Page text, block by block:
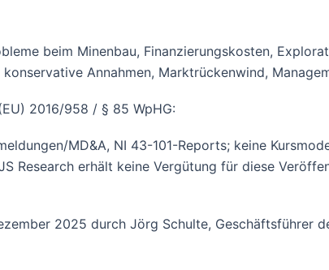
beim Minenbau, Finanzierungskosten,
Annahmen, Marktrückenwind,
2016/958 / § 85 WpHG:
MD&A, NI 43-101-Reports; keine
Research erhält keine Vergütung für diese
2025 durch Jörg Schulte, Geschäftsführer